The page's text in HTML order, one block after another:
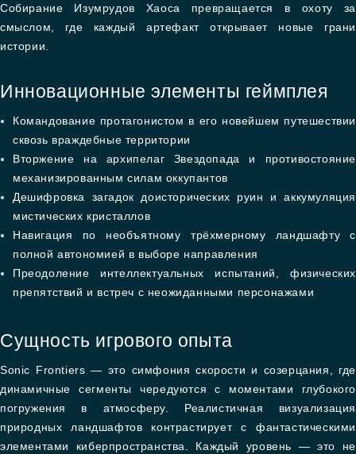
Собирание Изумрудов Хаоса превращается в охоту за
смыслом, где каждый артефакт открывает новые грани
истории.
Инновационные элементы геймплея
Командование протагонистом в его новейшем путешествии
сквозь враждебные территории
Вторжение на архипелаг Звездопада и противостояние
механизированным силам оккупантов
Дешифровка загадок доисторических руин и аккумуляция
мистических кристаллов
Навигация по необъятному трёхмерному ландшафту с
полной автономией в выборе направления
Преодоление интеллектуальных испытаний, физических
препятствий и встреч с неожиданными персонажами
Сущность игрового опыта
Sonic Frontiers — это симфония скорости и созерцания, где
динамичные сегменты чередуются с моментами глубокого
погружения в атмосферу. Реалистичная визуализация
природных ландшафтов контрастирует с фантастическими
элементами киберпространства. Каждый уровень — это не